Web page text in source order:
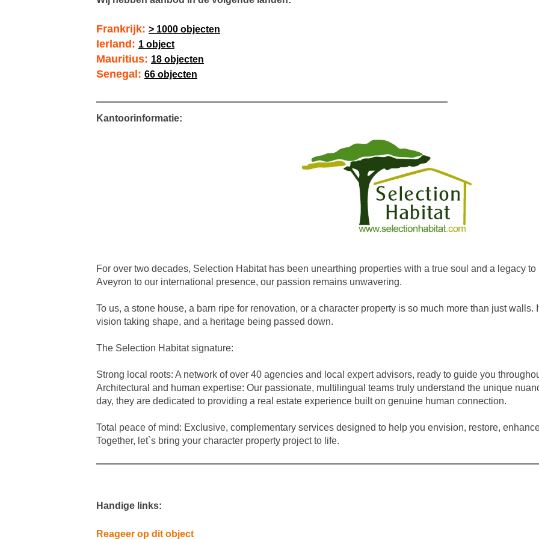
Frankrijk: > 1000 objecten
Ierland: 1 object
Mauritius: 18 objecten
Senegal: 66 objecten
Kantoorinformatie:
For over two decades, Selection Habitat has been unearthing properties with a true soul and a legacy
Aveyron to our international presence, our passion remains unwavering.
To us, a stone house, a barn ripe for renovation, or a character property is so much more than just walls.
vision taking shape, and a heritage being passed down.
The Selection Habitat signature:
Strong local roots: A network of over 40 agencies and local expert advisors, ready to guide you
Architectural and human expertise: Our passionate, multilingual teams truly understand the unique
day, they are dedicated to providing a real estate experience built on genuine human connection.
Total peace of mind: Exclusive, complementary services designed to help you envision, restore,
Together, let`s bring your character property project to life.
Handige links:
Reageer op dit object